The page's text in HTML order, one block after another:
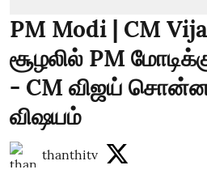
PM Modi | CM
சூழலில் PM
- CM விஜய் சொன்ன
விஷயம்
thanthitv